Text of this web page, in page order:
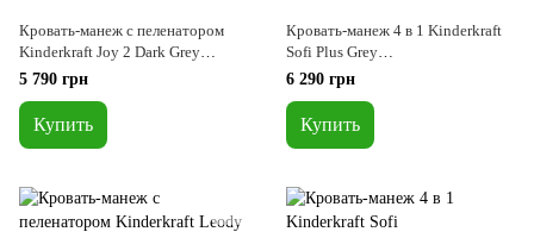
Кровать-манеж с пеленатором
Kinderkraft Joy 2 Dark Grey
(KLJOY02DGR000AC)
5 790 грн
Купить
Кровать-манеж 4 в 1 Kinderkraft
Sofi Plus Grey
(KLSOFIPLGRY0000)
6 290 грн
Купить